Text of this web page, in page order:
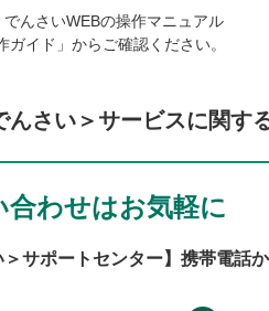
んさいWEBの操作マニュアル
イド」からご確認ください。
んさい＞サービスに関す
わせはお気軽に
＞サポートセンター】携帯電話